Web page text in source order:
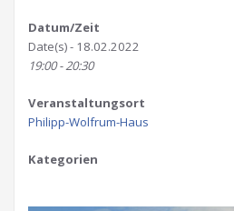
Datum/Zeit
Date(s) - 18.02.2022
19:00 - 20:30
Veranstaltungsort
Philipp-Wolfrum-Haus
Kategorien